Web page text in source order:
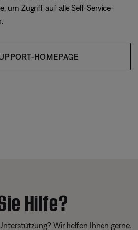
um Zugriff auf alle Self-Service-
HOMEPAGE
Hilfe?
Wir helfen Ihnen gerne.